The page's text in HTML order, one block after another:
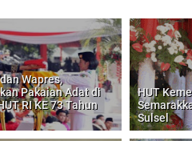
Wapres,
Pakaian Adat di
RI KE 73 Tahun
HUT
Sulsel